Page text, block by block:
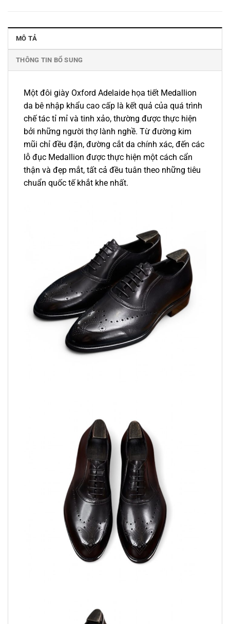
MÔ TẢ
THÔNG TIN BỔ SUNG
Một đôi giày Oxford Adelaide họa tiết Medallion
da bê nhập khẩu cao cấp là kết quả của quá trình
chế tác tỉ mỉ và tinh xảo, thường được thực hiện
bởi những người thợ lành nghề. Từ đường kim
mũi chỉ đều đặn, đường cắt da chính xác, đến các
lỗ đục Medallion được thực hiện một cách cẩn
thận và đẹp mắt, tất cả đều tuân theo những tiêu
chuẩn quốc tế khắt khe nhất.